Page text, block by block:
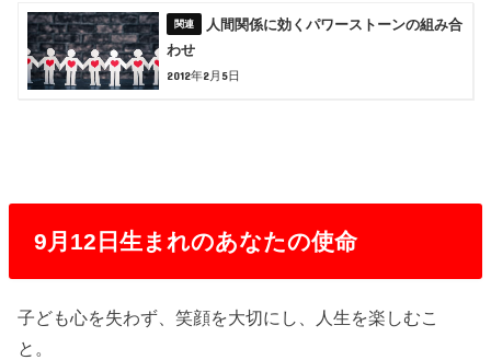
人間関係に効くパワーストーンの組み合
わせ
2012年2月5日
9月12日生まれのあなたの使命
子ども心を失わず、笑顔を大切にし、人生を楽しむこ
と。